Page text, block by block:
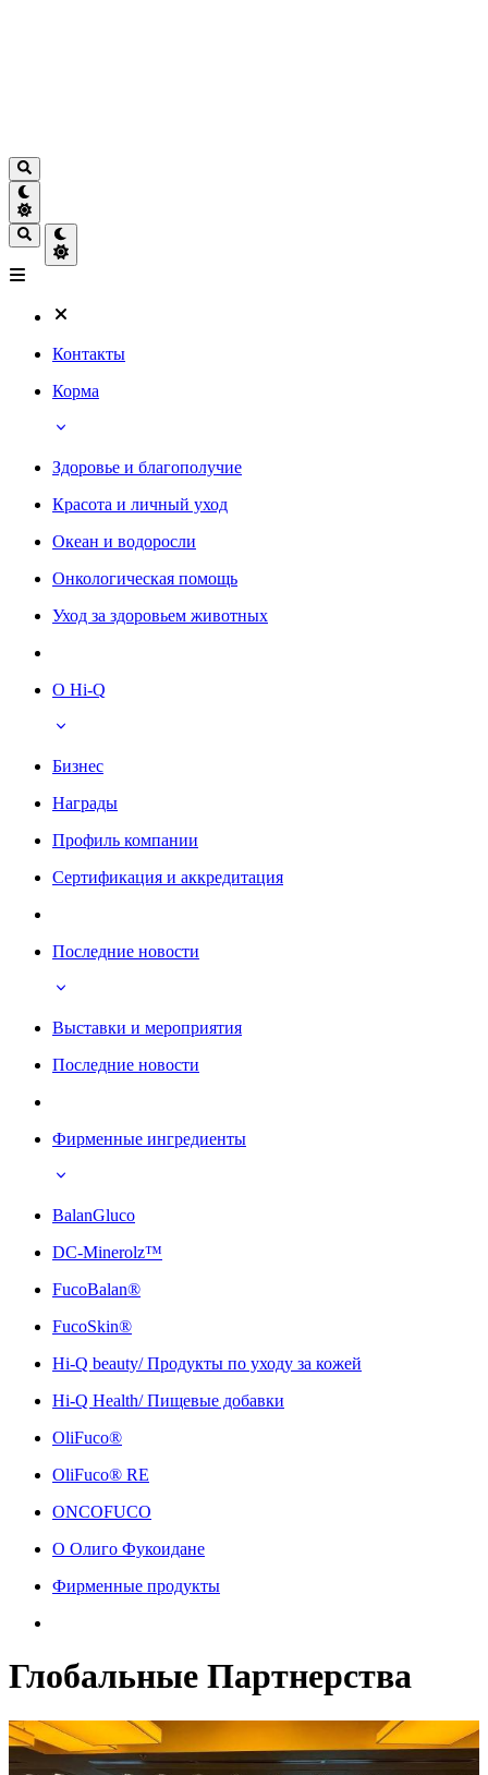
Контакты
Корма
Здоровье и благополучие
Красота и личный уход
Океан и водоросли
Онкологическая помощь
Уход за здоровьем животных
О Hi-Q
Бизнес
Награды
Профиль компании
Сертификация и аккредитация
Последние новости
Выставки и мероприятия
Последние новости
Фирменные ингредиенты
BalanGluco
DC-Minerolz™
FucoBalan®
FucoSkin®
Hi-Q beauty/ Продукты по уходу за кожей
Hi-Q Health/ Пищевые добавки
OliFuco®
OliFuco® RE
ONCOFUCO
О Олиго Фукоидане
Фирменные продукты
Глобальные Партнерства